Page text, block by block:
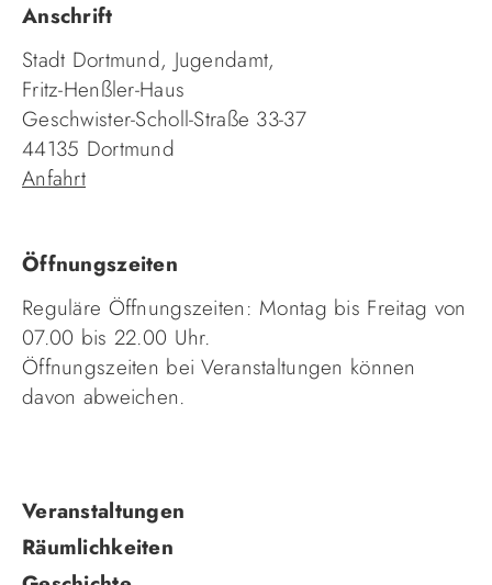
Anschrift
Stadt Dortmund, Jugendamt,
Fritz-Henßler-Haus
Geschwister-Scholl-Straße 33-37
44135 Dortmund
Anfahrt
Öffnungszeiten
Reguläre Öffnungszeiten: Montag bis Freitag von
07.00 bis 22.00 Uhr.
Öffnungszeiten bei Veranstaltungen können
davon abweichen.
Navigation
überspringen
Veranstaltungen
Räumlichkeiten